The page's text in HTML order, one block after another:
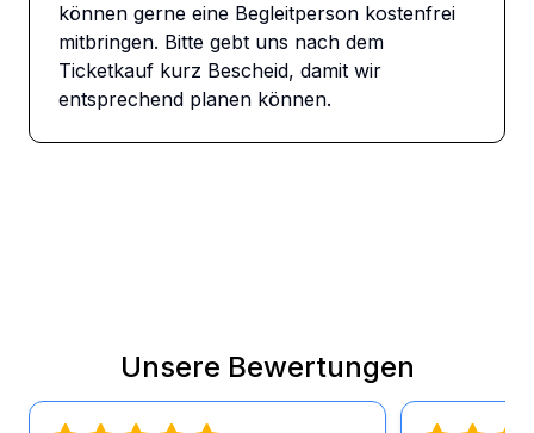
können gerne eine Begleitperson kostenfrei
mitbringen. Bitte gebt uns nach dem
Ticketkauf kurz Bescheid, damit wir
entsprechend planen können.
Unsere Bewertungen